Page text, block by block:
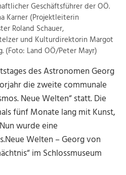
Geschäftsführer der OÖ.
Karner (Projektleiterin
Roland Schauer,
und Kulturdirektorin Margot
(Foto: Land OÖ/Peter Mayr)
des Astronomen Georg
die zweite communale
Neue Welten“ statt. Die
fünf Monate lang mit Kunst,
wurde eine
Welten – Georg von
im Schlossmuseum